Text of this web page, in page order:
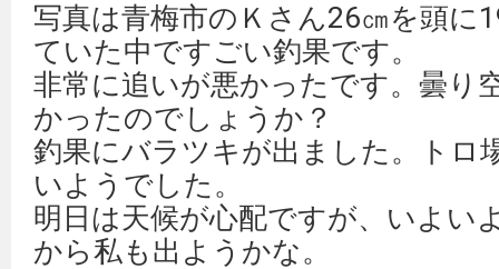
写真は青梅市のＫさん26㎝を頭に
ていた中ですごい釣果です。
非常に追いが悪かったです。曇り
かったのでしょうか？
釣果にバラツキが出ました。トロ
いようでした。
明日は天候が心配ですが、いよい
から私も出ようかな。